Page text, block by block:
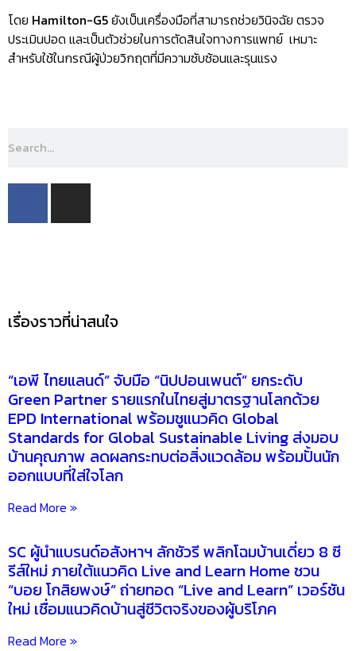
โดย Hamilton-G5ยังเป็นเครื่องมือที่สามารถช่วยวินิจฉัย ตรวจ
ประเมินปอด และเป็นตัวช่วยในการตัดสินใจทางการแพทย์ เหมาะ
สำหรับใช้ในกรณีผู้ป่วยวิกฤตที่มีความซับซ้อนและรุนแรง
เรื่องราวที่น่าสนใจ
“เอพี ไทยแลนด์” จับมือ “นิปปอนเพนต์” ยกระดับ
Green Partner รายแรกในไทยสู่มาตรฐานโลกด้วย
EPD International พร้อมชูแนวคิด Global
Standards for Global Sustainable Living ส่งมอบ
บ้านคุณภาพ ลดผลกระทบต่อสิ่งแวดล้อม พร้อมปั้นนัก
ออกแบบที่ใส่ใจโลก
Read More »
SC ผู้นำแบรนด์อสังหาฯ ลักชัวรี พลิกโฉมบ้านเดี่ยว 8 ซี
รีส์ใหม่ ภายใต้แนวคิด Live and Learn Home ชวน
“บอย โกสิยพงษ์” ถ่ายทอด “Live and Learn” เวอร์ชัน
ใหม่ เชื่อมแนวคิดบ้านสู่ชีวิตจริงของผู้บริโภค
Read More »